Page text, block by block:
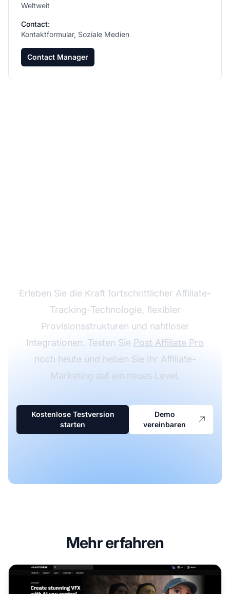
Weltweit
Contact:
Kontaktformular, Soziale Medien
Contact Manager
Erleben Sie die Kraft fortschrittlicher Affiliate-
Tracking-Technologie, flexibler
Provisionsstrukturen und nahtloser
Integrationen. Testen Sie Post Affiliate Pro
noch heute und heben Sie Ihr Affiliate-
Marketing auf ein neues Level.
Kostenlose Testversion
starten
Demo
vereinbaren
Mehr erfahren
Autodesk Affiliate-Programm